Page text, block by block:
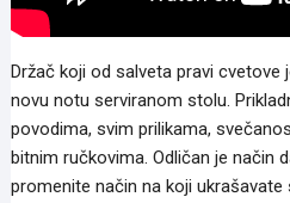
Držač koji od salveta pravi
novu notu serviranom stolu.
povodima, svim prilikama,
bitnim ručkovima. Odličan je način
promenite način na koji